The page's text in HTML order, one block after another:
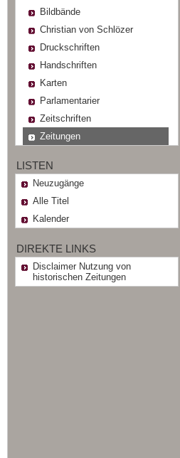
Bildbände
Christian von Schlözer
Druckschriften
Handschriften
Karten
Parlamentarier
Zeitschriften
Zeitungen
LISTEN
Neuzugänge
Alle Titel
Kalender
DIREKTE LINKS
Disclaimer Nutzung von
historischen Zeitungen